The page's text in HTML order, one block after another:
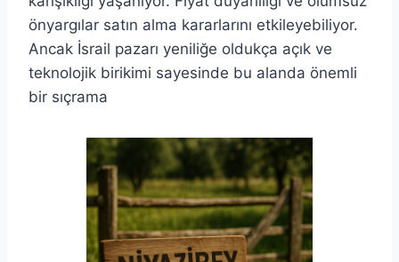
önyargılar satın alma kararlarını etkileyebiliyor.
Ancak İsrail pazarı yeniliğe oldukça açık ve
teknolojik birikimi sayesinde bu alanda önemli
bir sıçrama